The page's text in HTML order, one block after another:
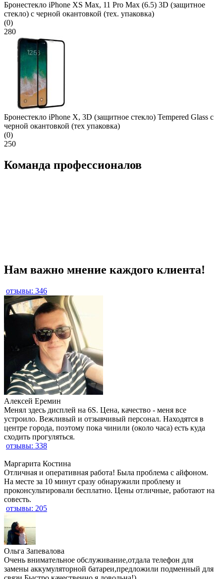
Бронестекло iPhone XS Max, 11 Pro Max (6.5) 3D (защитное
стекло) с черной окантовкой (тех. упаковка)
(0)
280
Бронестекло iPhone X, 3D (защитное стекло) Tempered Glass с
черной окантовкой (тех упаковка)
(0)
250
Команда профессионалов
Нам важно мнение каждого клиента!
отзывы: 346
Алексей Еремин
Менял здесь дисплей на 6S. Цена, качество - меня все
устроило. Вежливый и отзывчивый персонал. Находятся в
центре города, поэтому пока чинили (около часа) есть куда
сходить прогуляться.
отзывы: 338
Маргарита Костина
Отличная и оперативная работа! Была проблема с айфоном.
На месте за 10 минут сразу обнаружили проблему и
проконсультировали бесплатно. Цены отличные, работают на
совесть.
отзывы: 205
​Ольга Запевалова
Очень внимательное обслуживание,отдала телефон для
замены аккумуляторной батареи,предложили подменный для